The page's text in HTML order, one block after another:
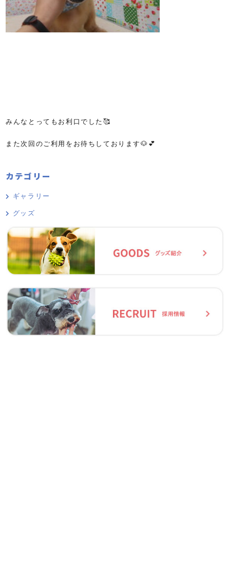
みんなとってもお利口でした🥰
また次回のご利用をお待ちしております🐶💕
カテゴリー
ギャラリー
グッズ